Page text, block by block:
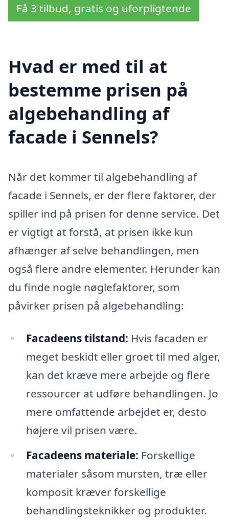
Få 3 tilbud, gratis og uforpligtende
Hvad er med til at
bestemme prisen på
algebehandling af
facade i Sennels?
Når det kommer til algebehandling af
facade i Sennels, er der flere faktorer, der
spiller ind på prisen for denne service. Det
er vigtigt at forstå, at prisen ikke kun
afhænger af selve behandlingen, men
også flere andre elementer. Herunder kan
du finde nogle nøglefaktorer, som
påvirker prisen på algebehandling:
Facadeens tilstand: Hvis facaden er
meget beskidt eller groet til med alger,
kan det kræve mere arbejde og flere
ressourcer at udføre behandlingen. Jo
mere omfattende arbejdet er, desto
højere vil prisen være.
Facadeens materiale: Forskellige
materialer såsom mursten, træ eller
komposit kræver forskellige
behandlingsteknikker og produkter.